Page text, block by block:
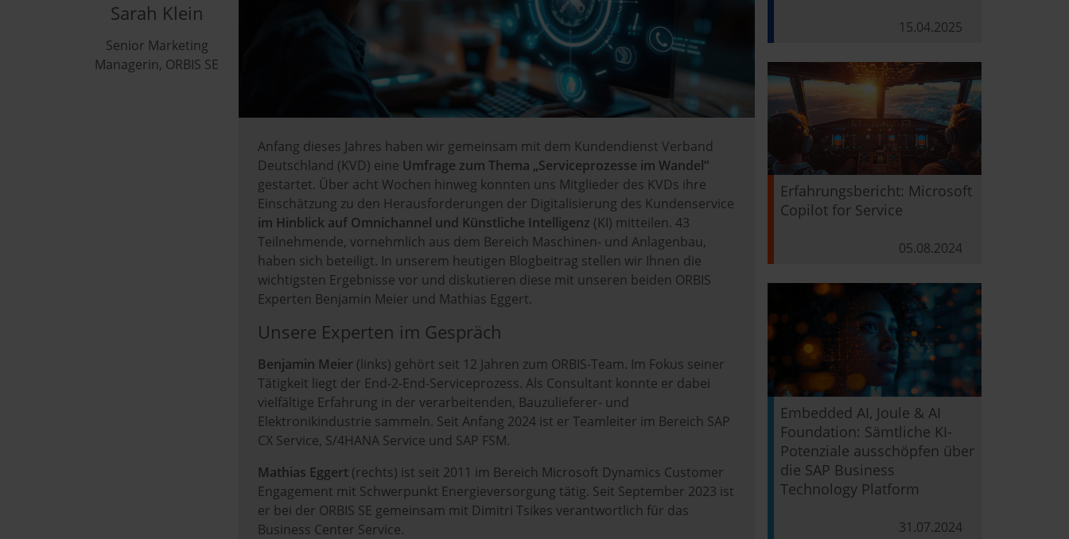
Anfang dieses Jahres haben wir gemeinsam mit dem Kundendienst Verband
Deutschland (KVD) eine Umfrage zum Thema „Serviceprozesse im Wandel“
gestartet. Über acht Wochen hinweg konnten uns Mitglieder des KVDs ihre
Einschätzung zu den Herausforderungen der Digitalisierung des Kundenservice
im Hinblick auf Omnichannel und Künstliche Intelligenz (KI) mitteilen. 43
Teilnehmende, vornehmlich aus dem Bereich Maschinen- und Anlagenbau,
haben sich beteiligt. In unserem heutigen Blogbeitrag stellen wir Ihnen die
wichtigsten Ergebnisse vor und diskutieren diese mit unseren beiden ORBIS
Experten Benjamin Meier und Mathias Eggert.
Unsere Experten im Gespräch
Benjamin Meier (links) gehört seit 12 Jahren zum ORBIS-Team. Im Fokus seiner
Tätigkeit liegt der End-2-End-Serviceprozess. Als Consultant konnte er dabei
vielfältige Erfahrung in der verarbeitenden, Bauzulieferer- und
Elektronikindustrie sammeln. Seit Anfang 2024 ist er Teamleiter im Bereich SAP
CX Service, S/4HANA Service und SAP FSM.
Mathias Eggert (rechts) ist seit 2011 im Bereich Microsoft Dynamics Customer
Engagement mit Schwerpunkt Energieversorgung tätig. Seit September 2023 ist
er bei der ORBIS SE gemeinsam mit Dimitri Tsikes verantwortlich für das
Business Center Service.
Sarah Klein
Senior Marketing
Managerin, ORBIS SE
15.04.2025
Erfahrungsbericht: Microsoft
Copilot for Service
05.08.2024
Embedded AI, Joule & AI
Foundation: Sämtliche KI-
Potenziale ausschöpfen über
die SAP Business
Technology Platform
31.07.2024